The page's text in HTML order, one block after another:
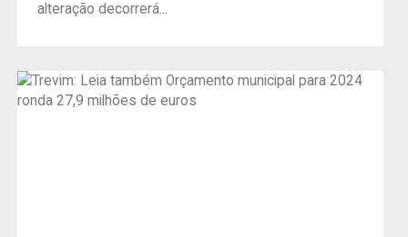
alteração decorrerá...